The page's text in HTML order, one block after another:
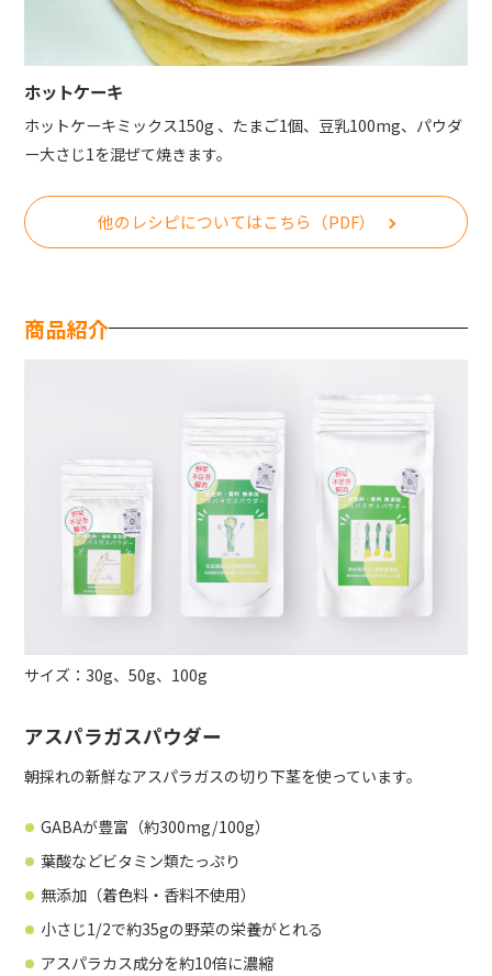
ホットケーキ
ホットケーキミックス150g 、たまご1個、豆乳100mg、パウダ
ー大さじ1を混ぜて焼きます。
他のレシピについてはこちら（PDF）
商品紹介
サイズ：30g、50g、100g
アスパラガスパウダー
朝採れの新鮮なアスパラガスの切り下茎を使っています。
GABAが豊富（約300mg/100g）
葉酸などビタミン類たっぷり
無添加（着色料・香料不使用）
小さじ1/2で約35gの野菜の栄養がとれる
アスパラカス成分を約10倍に濃縮